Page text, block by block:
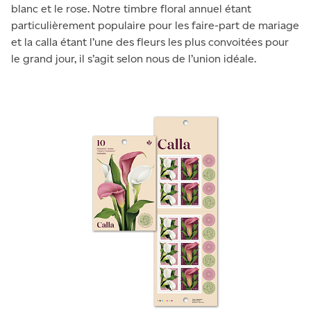
blanc et le rose. Notre timbre floral annuel étant
particulièrement populaire pour les faire-part de mariage
et la calla étant l’une des fleurs les plus convoitées pour
le grand jour, il s’agit selon nous de l’union idéale.